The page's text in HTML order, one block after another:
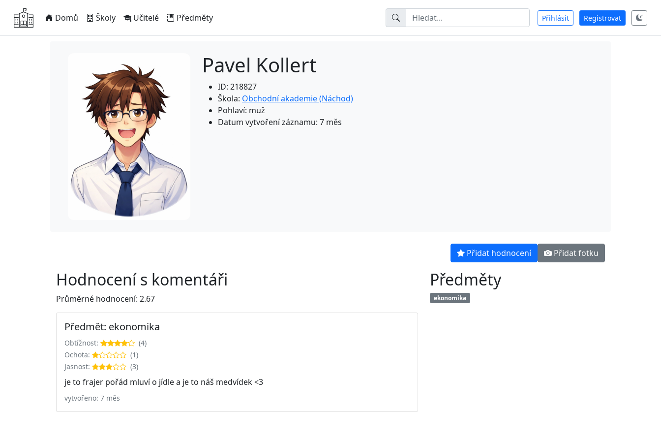
Domů Školy Učitelé Předměty Přihlásit Registrovat
Pavel Kollert
ID: 218827
Škola: Obchodní akademie (Náchod)
Pohlaví: muž
Datum vytvoření záznamu: 7 měs
Přidat hodnocení Přidat fotku
Hodnocení s komentáři
Průměrné hodnocení: 2.67
Předmět: ekonomika
Obtížnost:
(4)
Ochota:
(1)
Jasnost:
(3)
je to frajer pořád mluví o jídle a je to náš medvídek <3
vytvořeno: 7 měs
Předměty
ekonomika